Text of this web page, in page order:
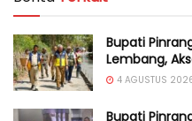
Bupati
Lembang,
4 AGUSTUS
Bupati